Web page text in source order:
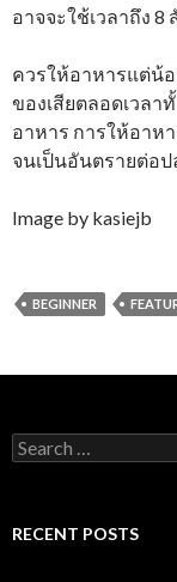
อาจจะใช้เวลาถึง
ควรให้อาหารแต่น้
ของเสียตลอดเวลา
อาหาร การให้อาห
จนเป็นอันตรายต่อป
Image by kasiejb
BEGINNER
S
e
c
RECENT POSTS